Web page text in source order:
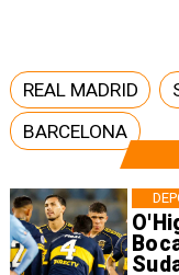
REAL MADRID
BARCELONA